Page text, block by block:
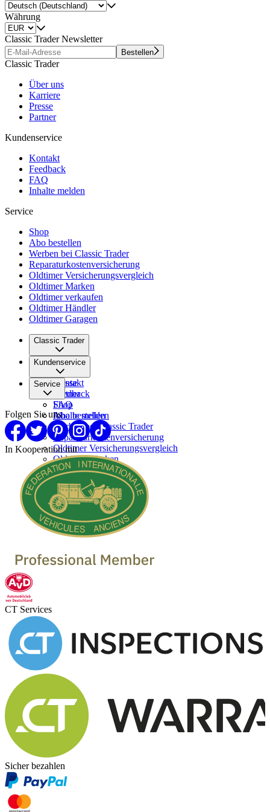
Währung
Classic Trader Newsletter
Bestellen
Classic Trader
Über uns
Karriere
Presse
Partner
Kundenservice
Kontakt
Feedback
FAQ
Inhalte melden
Service
Shop
Abo bestellen
Werben bei Classic Trader
Reparaturkostenversicherung
Oldtimer Versicherungsvergleich
Oldtimer Marken
Oldtimer verkaufen
Oldtimer Händler
Oldtimer Garagen
Classic Trader
Über uns
Karriere
Presse
Partner
Kundenservice
Kontakt
Feedback
FAQ
Inhalte melden
Service
Shop
Abo bestellen
Werben bei Classic Trader
Reparaturkostenversicherung
Oldtimer Versicherungsvergleich
Oldtimer Marken
Oldtimer verkaufen
Oldtimer Händler
Oldtimer Garagen
Folgen Sie uns
In Kooperation mit
CT Services
Sicher bezahlen